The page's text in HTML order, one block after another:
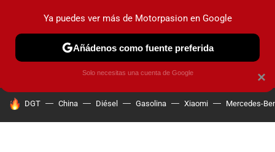
PRUEBAS COCHES ELÉCTRICOS OBSERVATORIO
HOY SE HABLA DE
DGT China Diésel Gasolina Xiaomi Mercedes-
×
Ya puedes ver más de Motorpasion en Google
Añádenos como fuente preferida
Solo necesitas una cuenta de Google